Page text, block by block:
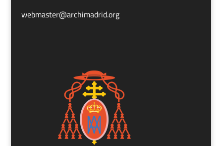
webmaster@archimadrid.org